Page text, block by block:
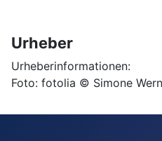
Urheber
Urheberinformationen:
Foto: fotolia © Simone